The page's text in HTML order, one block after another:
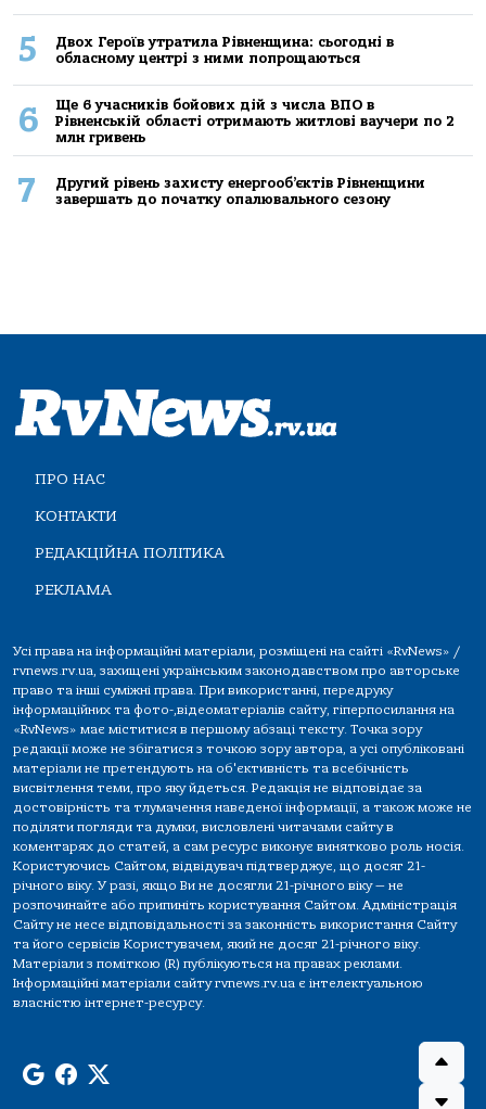
5
Двох Героїв утратила Рівненщина: сьогодні в
обласному центрі з ними попрощаються
6
Ще 6 учасників бойових дій з числа ВПО в
Рівненській області отримають житлові ваучери по 2
млн гривень
7
Другий рівень захисту енергооб’єктів Рівненщини
завершать до початку опалювального сезону
ПРО НАС
КОНТАКТИ
РЕДАКЦІЙНА ПОЛІТИКА
РЕКЛАМА
Усі права на інформаційні матеріали, розміщені на сайті «RvNews» /
rvnews.rv.ua, захищені українським законодавством про авторське
право та інші суміжні права. При використанні, передруку
інформаційних та фото-,відеоматеріалів сайту, гіперпосилання на
«RvNews» має міститися в першому абзаці тексту. Точка зору
редакції може не збігатися з точкою зору автора, а усі опубліковані
матеріали не претендують на об'єктивність та всебічність
висвітлення теми, про яку йдеться. Редакція не відповідає за
достовірність та тлумачення наведеної інформації, а також може не
поділяти погляди та думки, висловлені читачами сайту в
коментарях до статей, а сам ресурс виконує винятково роль носія.
Користуючись Сайтом, відвідувач підтверджує, що досяг 21-
річного віку. У разі, якщо Ви не досягли 21-річного віку — не
розпочинайте або припиніть користування Сайтом. Адміністрація
Сайту не несе відповідальності за законність використання Сайту
та його сервісів Користувачем, який не досяг 21-річного віку.
Матеріали з поміткою (R) публікуються на правах реклами.
Інформаційні матеріали сайту rvnews.rv.ua є інтелектуальною
власністю інтернет-ресурсу.